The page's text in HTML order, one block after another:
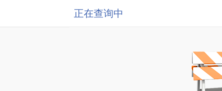
正在查询中